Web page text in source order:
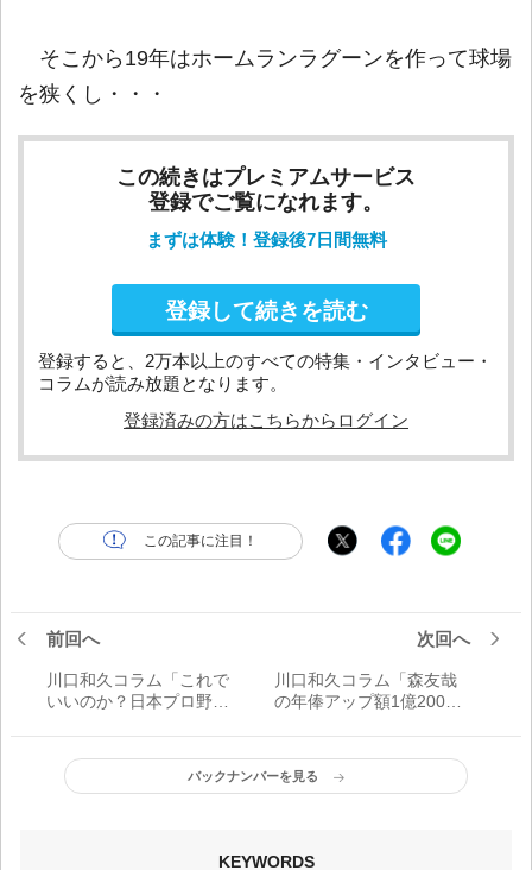
そこから19年はホームランラグーンを作って球場
を狭くし・・・
この続きはプレミアムサービス
登録でご覧になれます。
まずは体験！登録後7日間無料
登録して続きを読む
登録すると、2万本以上のすべての特集・インタビュー・
コラムが読み放題となります。
登録済みの方はこちらからログイン
この記事に注目！
前回へ
川口和久コラム「これで
いいのか？日本プロ野
次回へ
川口和久コラム「森友哉
の年俸アップ額1億2000
バックナンバーを見る
KEYWORDS